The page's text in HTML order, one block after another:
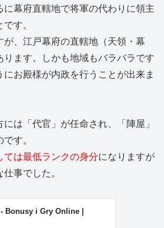
に幕府直轄地で将軍の代わりに領主
す。
が、江戸幕府の直轄地（天領・幕
ります。しかも地域もバラバラです
お殿様が内政を行うことが出来ま
は「代官」が任命され、「陣屋」
す。
ては最低ランクの身分になりますが
事でした。